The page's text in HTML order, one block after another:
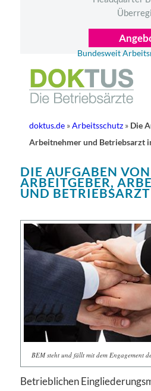
Bundesweit
doktus.de»Arbeitsschutz» Die
Arbeitnehmer und Betriebsarzt
DIE AUFGABEN VON
ARBEITGEBER,
UND
BEM steht und fällt mit dem Engagement
Betrieblichen